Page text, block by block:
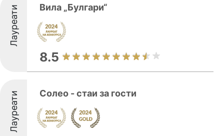
Лауреати Вила „Булгари“
8.5
Лауреати Солео - стаи за гости